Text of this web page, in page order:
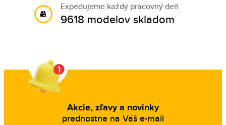
Expedujeme každý pracovný deň
9618 modelov skladom
Akcie, zľavy a novinky
prednostne na Váš e-mail